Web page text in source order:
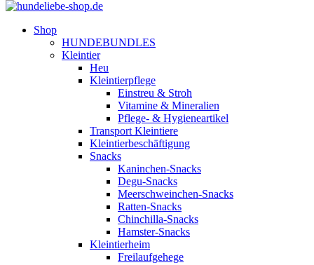
Shop
HUNDEBUNDLES
Kleintier
Heu
Kleintierpflege
Einstreu & Stroh
Vitamine & Mineralien
Pflege- & Hygieneartikel
Transport Kleintiere
Kleintierbeschäftigung
Snacks
Kaninchen-Snacks
Degu-Snacks
Meerschweinchen-Snacks
Ratten-Snacks
Chinchilla-Snacks
Hamster-Snacks
Kleintierheim
Freilaufgehege